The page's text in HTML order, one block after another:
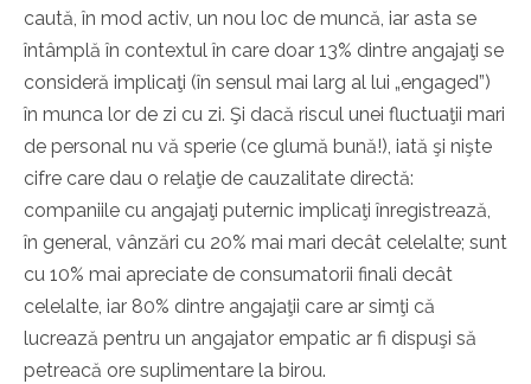
caută, în mod activ, un nou loc de muncă, iar asta se
întâmplă în contextul în care doar 13% dintre angajaţi se
consideră implicaţi (în sensul mai larg al lui „engaged”)
în munca lor de zi cu zi. Şi dacă riscul unei fluctuaţii mari
de personal nu vă sperie (ce glumă bună!), iată şi nişte
cifre care dau o relaţie de cauzalitate directă:
companiile cu angajaţi puternic implicaţi înregistrează,
în general, vânzări cu 20% mai mari decât celelalte; sunt
cu 10% mai apreciate de consumatorii finali decât
celelalte, iar 80% dintre angajaţii care ar simţi că
lucrează pentru un angajator empatic ar fi dispuşi să
petreacă ore suplimentare la birou.